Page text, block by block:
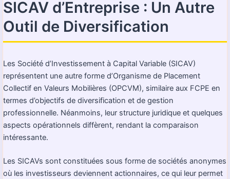
SICAV d’Entreprise : Un Autre
Outil de Diversification
Les Société d’Investissement à Capital Variable (SICAV)
représentent une autre forme d’Organisme de Placement
Collectif en Valeurs Mobilières (OPCVM), similaire aux FCPE en
termes d’objectifs de diversification et de gestion
professionnelle. Néanmoins, leur structure juridique et quelques
aspects opérationnels diffèrent, rendant la comparaison
intéressante.
Les SICAVs sont constituées sous forme de sociétés anonymes
où les investisseurs deviennent actionnaires, ce qui leur permet